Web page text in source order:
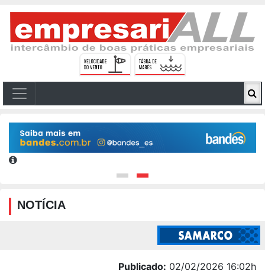
NOTÍCIA
Publicado: 02/02/2026 16:02h